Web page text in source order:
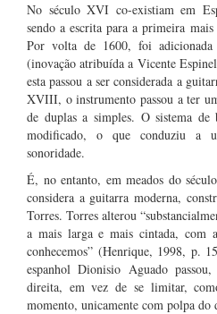
No século XVI co-existiam em
sendo a escrita para a primeira
Por volta de 1600, foi
(inovação atribuída a Vicente
esta passou a ser considerada a
XVIII, o instrumento passou a ter
de duplas a simples. O sistema
modificado, o que conduziu a
sonoridade.
É, no entanto, em meados do
considera a guitarra moderna,
Torres. Torres alterou
a mais larga e mais cintada, com
conhecemos” (Henrique, 1998, p.
espanhol Dionisio Aguado
direita, em vez de se limitar,
momento, unicamente com polpa do